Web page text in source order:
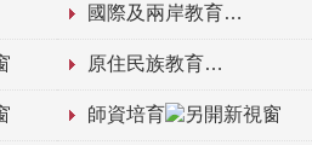
國際及兩岸教育
原住民族教育
師資培育